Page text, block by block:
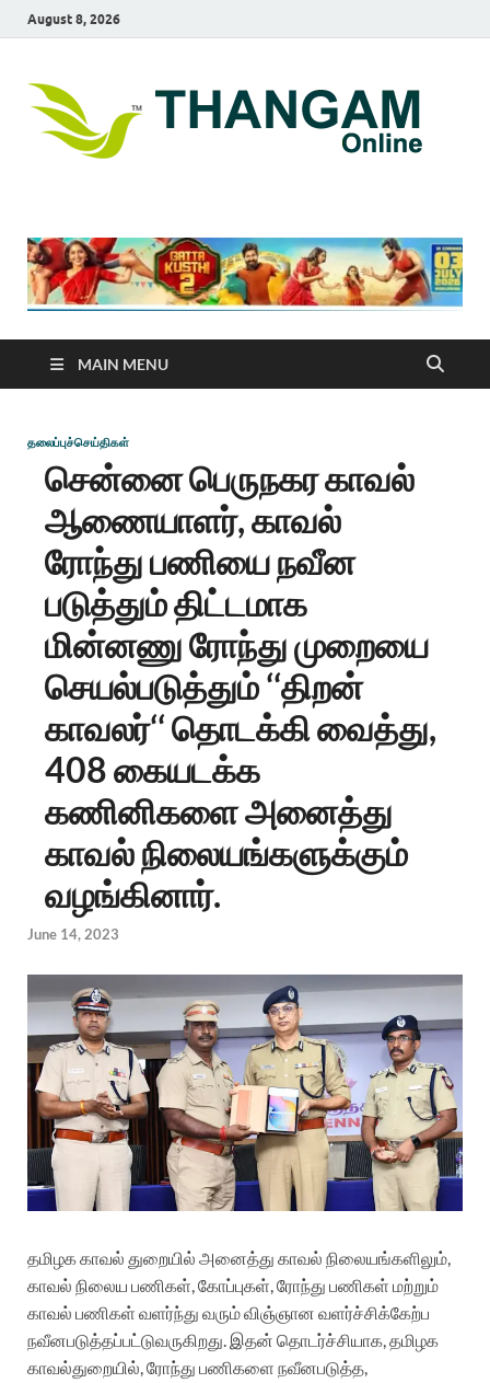
August 8, 2026
MAIN MENU
தலைப்புச்செய்திகள்
சென்னை பெருநகர காவல்
ஆணையாளர், காவல்
ரோந்து பணியை நவீன
படுத்தும் திட்டமாக
மின்னணு ரோந்து முறையை
செயல்படுத்தும் ‘‘திறன்
காவலர்‘‘ தொடக்கி வைத்து,
408 கையடக்க
கணினிகளை அனைத்து
காவல் நிலையங்களுக்கும்
வழங்கினார்.
June 14, 2023
தமிழககாவல் துறையில் அனைத்து காவல் நிலையங்களிலும்,
காவல் நிலைய பணிகள்,கோப்புகள்,ரோந்து பணிகள் மற்றும்
காவல் பணிகள் வளர்ந்து வரும்விஞ்ஞான வளர்ச்சிக்கேற்ப
நவீனபடுத்தப்பட்டுவருகிறது. இதன் தொடர்ச்சியாக,தமிழக
காவல்துறையில்,ரோந்து பணிகளை நவீனபடுத்த,